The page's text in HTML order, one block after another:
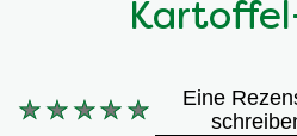
Keine
Eine